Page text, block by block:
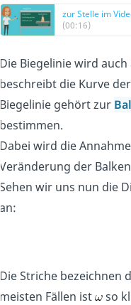
zur Stelle im
(00:16)
Die Biegelinie wird
beschreibt die Kurve
Biegelinie gehört zur
bestimmen.
Dabei wird die
Veränderung der
Sehen wir uns nun die
an:
Die Striche bezeichnen
meisten Fällen ist
so